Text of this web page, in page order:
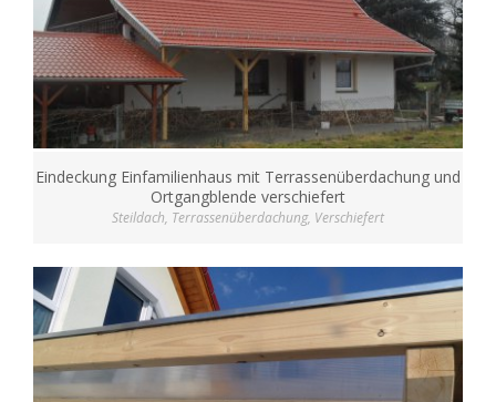
Eindeckung Einfamilienhaus mit Terrassenüberdachung und
Ortgangblende verschiefert
Steildach, Terrassenüberdachung, Verschiefert